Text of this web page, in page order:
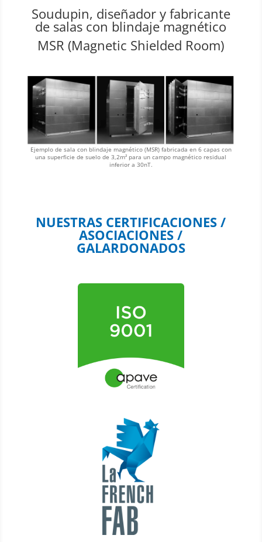
Soudupin, diseñador y fabricante
de salas con blindaje magnético
MSR (Magnetic Shielded Room)
Ejemplo de sala con blindaje magnético (MSR) fabricada en 6 capas con
una superficie de suelo de 3,2m² para un campo magnético residual
inferior a 30nT.
NUESTRAS CERTIFICACIONES /
ASOCIACIONES /
GALARDONADOS